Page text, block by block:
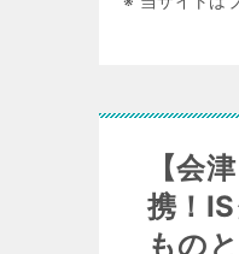
【会
携！
もの